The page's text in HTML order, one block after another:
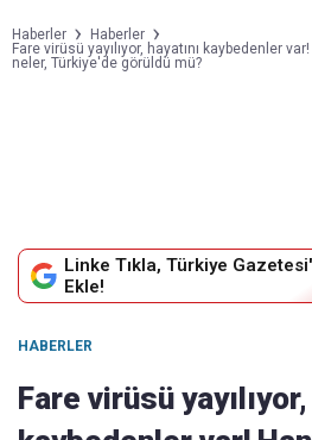
Haberler
Haberler
Fare virüsü yayılıyor, hayatını kaybedenler
neler, Türkiye'de görüldü mü?
Linke Tıkla, Türkiye
Ekle!
HABERLER
Fare virüsü yayılıyor,